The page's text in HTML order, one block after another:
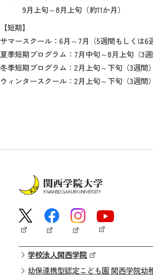
9月上旬～8月上旬（約11か月）
【短期】
サマースクール：6月～7月（5週間もしくは6
夏季短期プログラム：7月中旬～8月上旬（3週
冬季短期プログラム：2月上旬～下旬（3週間）
ウィンタースクール：2月上旬～下旬（3週間）
学校法人関西学院
幼保連携型認定こども園 関西学院幼